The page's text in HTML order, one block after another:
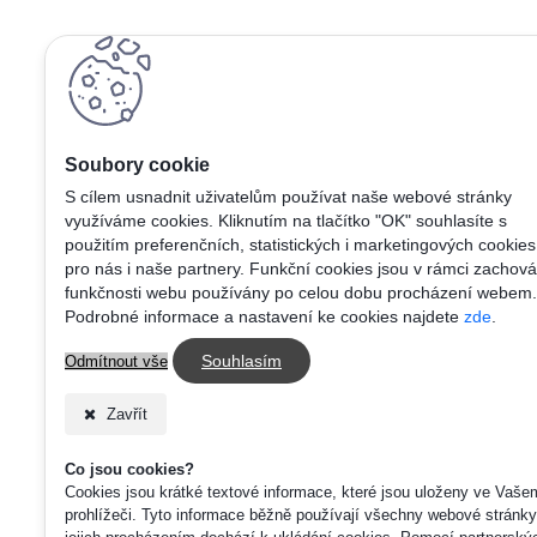
S cílem usnadnit uživatelům používat naše webové stránky
využíváme cookies. Kliknutím na tlačítko "OK" souhlasíte s
použitím preferenčních, statistických i marketingových cookies
pro nás i naše partnery. Funkční cookies jsou v rámci
funkčnosti webu používány po celou dobu procházení webem.
Podrobné informace a nastavení ke cookies najdete zde.
Odmítnout vše Souhlasím
Zavřít
Co jsou cookies?
Cookies jsou krátké textové informace, které jsou uloženy ve
prohlížeči. Tyto informace běžně používají všechny webové